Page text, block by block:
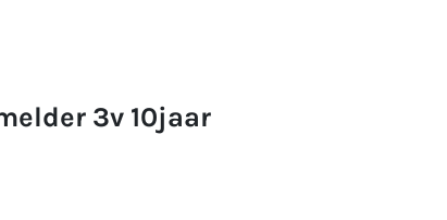
3v 10jaar